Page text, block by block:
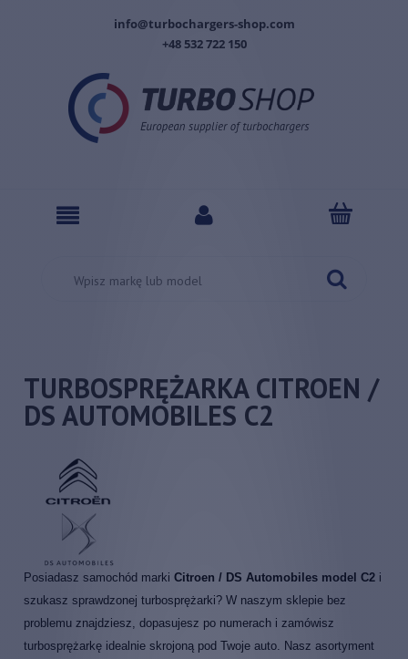
info@turbochargers-shop.com
+48 532 722 150
TURBOSPRĘŻARKA CITROEN /
DS AUTOMOBILES C2
Posiadasz samochód marki Citroen / DS Automobiles model C2 i
szukasz sprawdzonej turbosprężarki? W naszym sklepie bez
problemu znajdziesz, dopasujesz po numerach i zamówisz
turbosprężarkę idealnie skrojoną pod Twoje auto. Nasz asortyment